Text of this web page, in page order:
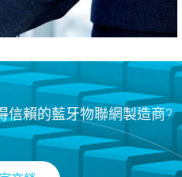
信賴的藍牙物聯網製造商?